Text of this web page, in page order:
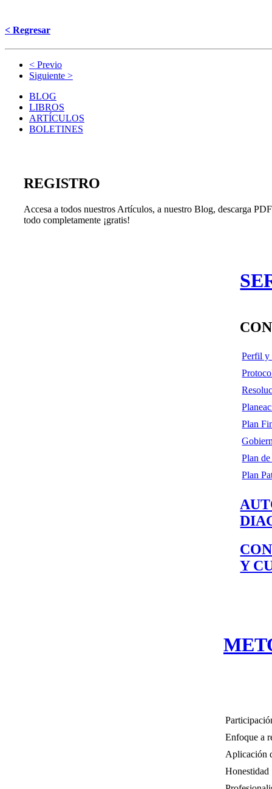
< Regresar
< Previo
Siguiente >
BLOG
LIBROS
ARTÍCULOS
BOLETINES
REGISTRO
Accesa a todos nuestros Artículos, a nuestro Blog, descarga
todo completamente ¡gratis!
Perfil y
Plan
Plan
Plan
Y
Enfoque a
Aplicación
Honestidad